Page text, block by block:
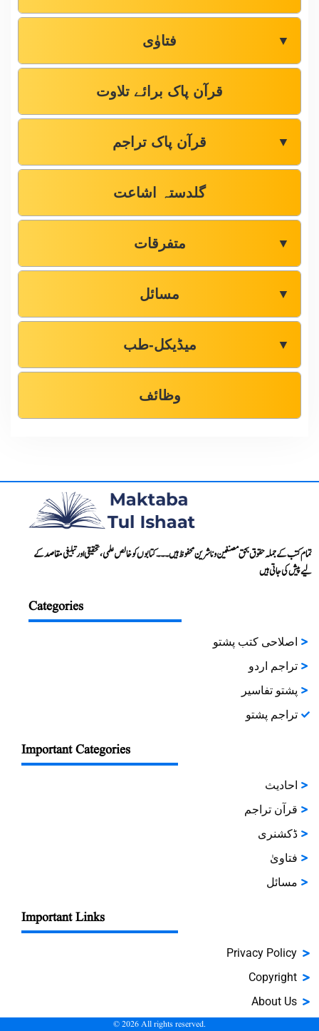
فتاوٰی ▼
قرآن پاک برائے تلاوت
قرآن پاک تراجم ▼
گلدستہ اشاعت
متفرقات ▼
مسائل ▼
میڈیکل-طب ▼
وظائف
تمام کتب کے جملہ حقوق بحق مصنفین و ناشرین محفوظ ہیں۔۔۔ کتابوں کو خالص علمی، تحقیقی اور تبلیغی مقاصد کے
لیے پیش کی جاتی ہیں
Categories
اصلاحی کتب پشتو
تراجم اردو
پشتو تفاسیر
تراجم پشتو
Important Categories
احادیث
قرآن تراجم
ڈکشنری
فتاویٰ
مسائل
Important Links
Privacy Policy
Copyright
About Us
©2026All rights reserved.